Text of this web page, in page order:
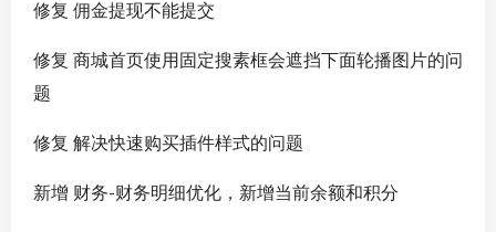
修复 佣金提现不能提交
修复 商城首页使用固定搜素框会遮挡下面轮播图片的问
题
修复 解决快速购买插件样式的问题
新增 财务-财务明细优化，新增当前余额和积分